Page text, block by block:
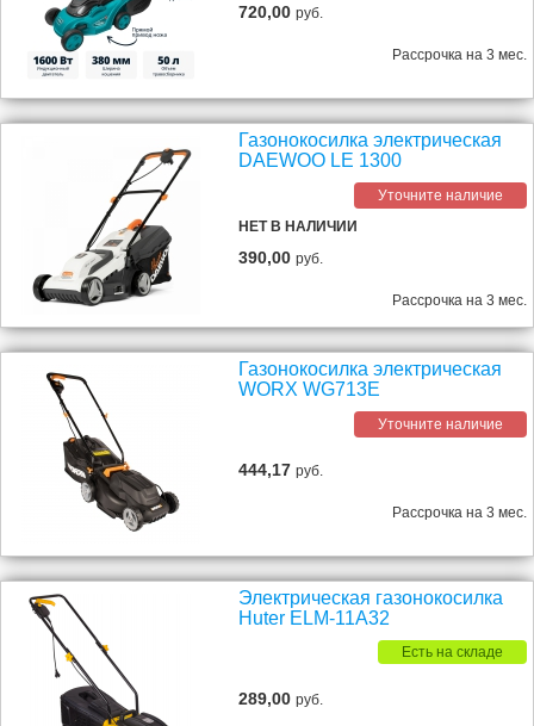
720,00руб.
Рассрочка на 3 мес.
Газонокосилка электрическая
DAEWOO LE 1300
Уточните наличие
НЕТ В НАЛИЧИИ
390,00руб.
Рассрочка на 3 мес.
Газонокосилка электрическая
WORX WG713E
Уточните наличие
444,17руб.
Рассрочка на 3 мес.
Электрическая газонокосилка
Huter ELM-11А32
Есть на складе
289,00руб.